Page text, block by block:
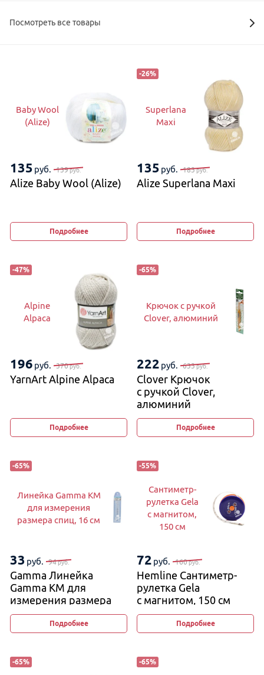
Посмотреть все товары
Baby Wool
(Alize)
135 руб. 139руб.
Alize Baby Wool (Alize)
Подробнее
-26%
Superlana
Maxi
135 руб. 183руб.
Alize Superlana Maxi
Подробнее
-47%
Alpine
Alpaca
196 руб. 370руб.
YarnArt Alpine Alpaca
Подробнее
-65%
Крючок с ручкой
Clover, алюминий
222 руб. 633руб.
Clover Крючок
с ручкой Clover,
алюминий
Подробнее
-65%
Линейка Gamma KM
для измерения
размера спиц, 16 см
33 руб. 94руб.
Gamma Линейка
Gamma KM для
измерения размера
спиц, 16 см
Подробнее
-55%
Сантиметр-
рулетка Gela
с магнитом,
150 см
72 руб. 160руб.
Hemline Сантиметр-
рулетка Gela
с магнитом, 150 см
Подробнее
-65% -65%